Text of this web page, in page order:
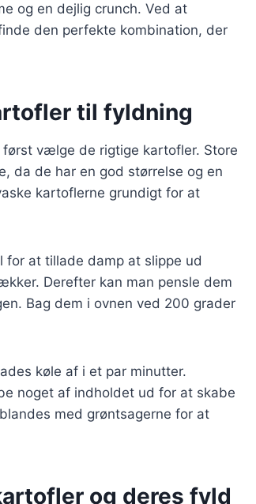
og en dejlig crunch. Ved at
den perfekte kombination, der
til fyldning
vælge de rigtige kartofler. Store
da de har en god størrelse og en
kartoflerne grundigt for at
for at tillade damp at slippe ud
Derefter kan man pensle dem
Bag dem i ovnen ved 200 grader
køle af i et par minutter.
noget af indholdet ud for at skabe
med grøntsagerne for at
og deres fyld